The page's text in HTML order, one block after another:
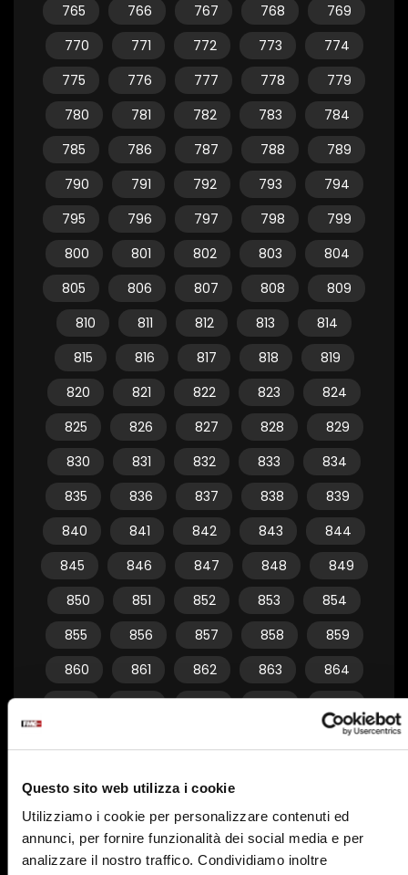
Questo sito web utilizza i cookie
Utilizziamo i cookie per personalizzare contenuti ed
annunci, per fornire funzionalità dei social media e per
analizzare il nostro traffico. Condividiamo inoltre
765
766 767 768
769
770
771 772 773
774
775
776 777 778
779
780
781 782 783
784
785
786 787 788
789
790
791 792 793
794
795
796 797 798
799
800
801 802 803
804
805
806 807 808
809
810
811 812 813
814
815
816 817 818
819
820
821 822 823
824
825
826 827 828
829
830
831 832 833
834
835
836 837 838
839
840
841 842 843
844
845
846 847 848
849
850
851 852 853
854
855
856 857 858
859
860
861 862 863
864
865
866 867 868
869
874
881
884
885
886 887 888
889